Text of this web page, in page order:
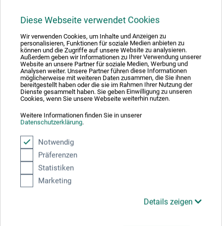
Diese Webseite verwendet Cookies
Wir verwenden Cookies, um Inhalte und Anzeigen zu
personalisieren, Funktionen für soziale Medien anbieten zu
können und die Zugriffe auf unsere Website zu analysieren.
Außerdem geben wir Informationen zu Ihrer Verwendung unserer
Website an unsere Partner für soziale Medien, Werbung und
Analysen weiter. Unsere Partner führen diese Informationen
möglicherweise mit weiteren Daten zusammen, die Sie ihnen
bereitgestellt haben oder die sie im Rahmen Ihrer Nutzung der
Dienste gesammelt haben. Sie geben Einwilligung zu unseren
Cookies, wenn Sie unsere Webseite weiterhin nutzen.
Weitere Informationen finden Sie in unserer
Datenschutzerklärung.
Notwendig
Präferenzen
Statistiken
Marketing
Details zeigen
AKTIONS-
ANGEBOT
10%
gespart
Clairefontaine
Sketch Skizzenblock